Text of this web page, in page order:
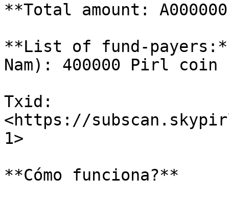
**Total amount:
**​List of fund-
Nam): 400000 Pirl coin
Txid:
<https://
1>​
**Cómo funciona?**